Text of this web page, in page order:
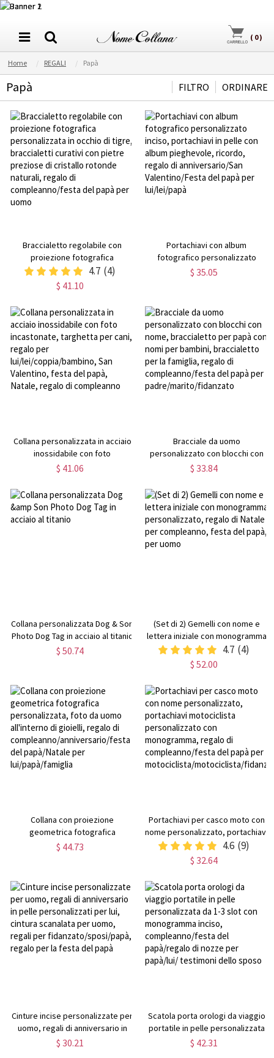
( 0)
Home REGALI Papà
Papà ORDINARE
FILTRO
Braccialetto regolabile con
proiezione fotografica
personalizzata in occhio di tigre,
braccialetti curativi con pietre
preziose di cristallo rotonde
naturali, regalo di
compleanno/festa del papà per
uomo
4.7 (4)
$ 41.10
Portachiavi con album
fotografico personalizzato
inciso, portachiavi in pelle con
Valentino/Festa del papà per
lui/lei/papà
$ 35.05
Collana personalizzata in acciaio
inossidabile con foto
incastonate, targhetta per cani,
lui/lei/coppia/bambino, San
Valentino, festa del papà, Natale,
regalo di compleanno
$ 41.06
Bracciale da uomo
personalizzato con blocchi con
nome, braccialetto per papà con
per la famiglia, regalo di
compleanno/festa del papà per
padre/marito/fidanzato
$ 33.84
Collana personalizzata Dog & Son
Photo Dog Tag in acciaio al titanio
$ 50.74
(Set di 2) Gemelli con nome e
lettera iniziale con monogramma
personalizzato, regalo di Natale
per compleanno, festa del papà,
per uomo
4.7 (4)
$ 52.00
Collana con proiezione
geometrica fotografica
personalizzata, foto da uomo
del papà/Natale per
lui/papà/famiglia
$ 44.73
Portachiavi per casco moto con
nome personalizzato, portachiavi
motociclista personalizzato con
monogramma, regalo di
compleanno/festa del papà per
motociclista/motociclista/
4.6 (9)
$ 32.64
Cinture incise personalizzate per
uomo, regali di anniversario in
pelle personalizzati per lui,
$ 30.21
Scatola porta orologi da viaggio
portatile in pelle personalizzata
da 1-3 slot con monogramma
$ 42.31